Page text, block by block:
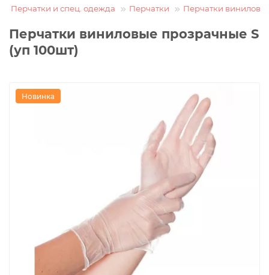
Перчатки и спец. одежда Перчатки Перчатки
Перчатки виниловые прозрачные S
(уп 100шт)
Новинка